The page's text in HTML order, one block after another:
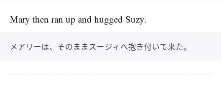
Mary then ran up and hugged Suzy.
メアリーは、そのままスージィへ抱き付いて来た。